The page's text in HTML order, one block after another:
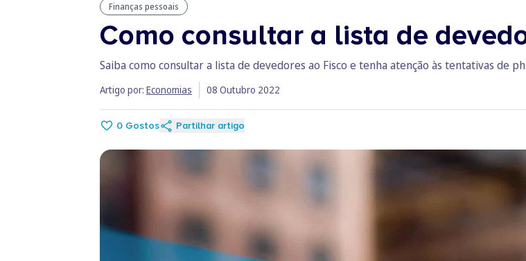
Finanças pessoais
Como consultar a lista de
Saiba como consultar a lista de devedores ao Fisco e tenha atenção às tentativas de
Artigo por: Economias 08 Outubro 2022
0 Gostos Partilhar artigo